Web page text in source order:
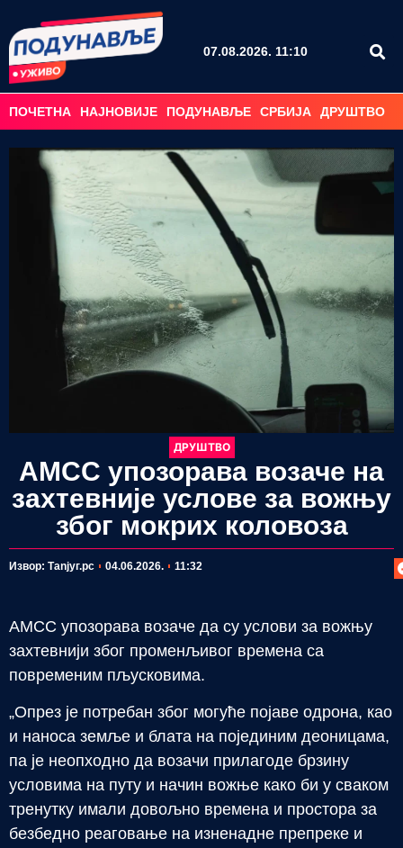
07.08.2026. 11:10
ПОЧЕТНА НАЈНОВИЈЕ ПОДУНАВЉЕ СРБИЈА ДРУШТВО
ДРУШТВО
АМСС упозорава возаче на
захтевније услове за вожњу
због мокрих коловоза
Извор: Таnjyг.рс 04.06.2026. 11:32
АМСС упозорава возаче да су услови за вожњу
захтевнији због променљивог времена са
повременим пљусковима.
„Опрез је потребан због могуће појаве одрона, као
и наноса земље и блата на појединим деоницама,
па је неопходно да возачи прилагоде брзину
условима на путу и начин вожње како би у сваком
тренутку имали довољно времена и простора за
безбедно реаговање на изненадне препреке и